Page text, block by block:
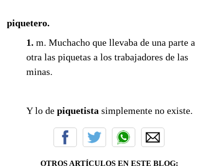
piquetero.
1. m. Muchacho que llevaba de una parte a
otra las piquetas a los trabajadores de las
minas.
Y lo de piquetista simplemente no existe.
OTROS ARTÍCULOS EN ESTE BLOG: